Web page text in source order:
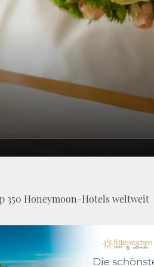
350 Honeymoon-Hotels weltweit